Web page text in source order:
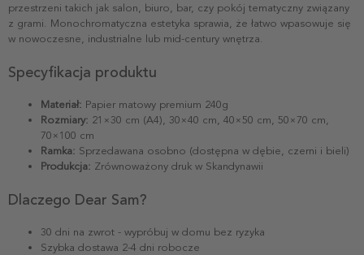
przestrzeni takich jak salon, biuro, bar, czy pokój tematyczny związany
z grami. Monochromatyczna estetyka sprawia, że łatwo wpasowuje się
w nowoczesne, industrialne lub mid-century wnętrza.
Specyfikacja produktu
Materiał: Papier matowy premium 240g
Rozmiary: 21×30 cm (A4), 30×40 cm, 40×50 cm, 50×70 cm,
70×100 cm
Ramka: Sprzedawana osobno (dostępna w dębie, czerni i bieli)
Produkcja: Zrównoważony druk w Skandynawii
Dlaczego Dear Sam?
30 dni na zwrot - wypróbuj w domu bez ryzyka
Szybka dostawa 2-4 dni robocze